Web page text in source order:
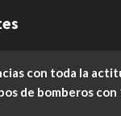
con toda la
de bomberos con